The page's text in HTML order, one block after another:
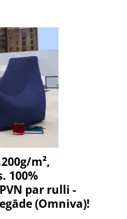
m²,
100%
par rulli -
(Omniva)!